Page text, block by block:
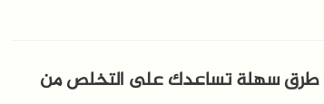
اكتشف 5 طرق سهلة تساعدك على التخلص من